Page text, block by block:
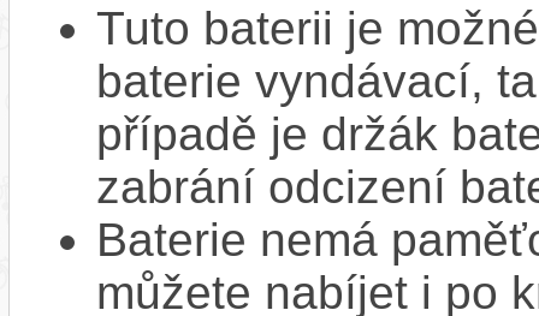
Tuto baterii je
baterie vyndávací,
případě je držák
zabrání odcizení
Baterie nemá
můžete nabíjet i po